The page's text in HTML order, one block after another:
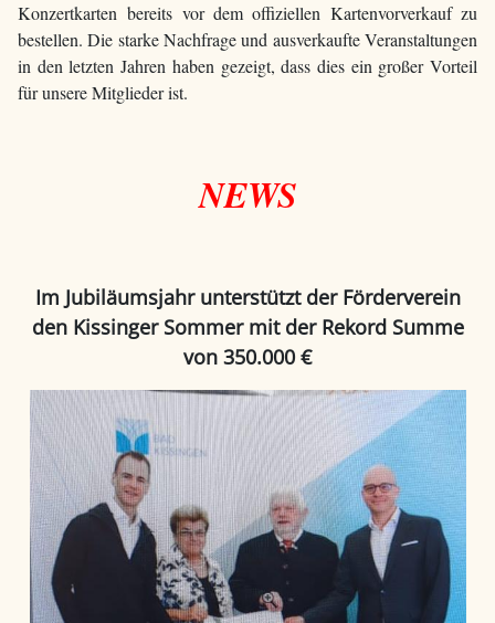
Konzertkarten bereits vor dem offiziellen Kartenvorverkauf zu
bestellen. Die starke Nachfrage und ausverkaufte Veranstaltungen
in den letzten Jahren haben gezeigt, dass dies ein großer Vorteil
für unsere Mitglieder ist.
NEWS
Im Jubiläumsjahr unterstützt der Förderverein
den Kissinger Sommer mit der Rekord Summe
von 350.000 €